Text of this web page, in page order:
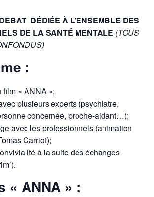
DÉDIÉE À L’ENSEMBLE DES
DE LA SANTÉ MENTALE (TOUS
:
film « ANNA »;
plusieurs experts (psychiatre,
concernée, proche-aidant…);
avec les professionnels (animation
Carriot);
à la suite des échanges
« ANNA » :